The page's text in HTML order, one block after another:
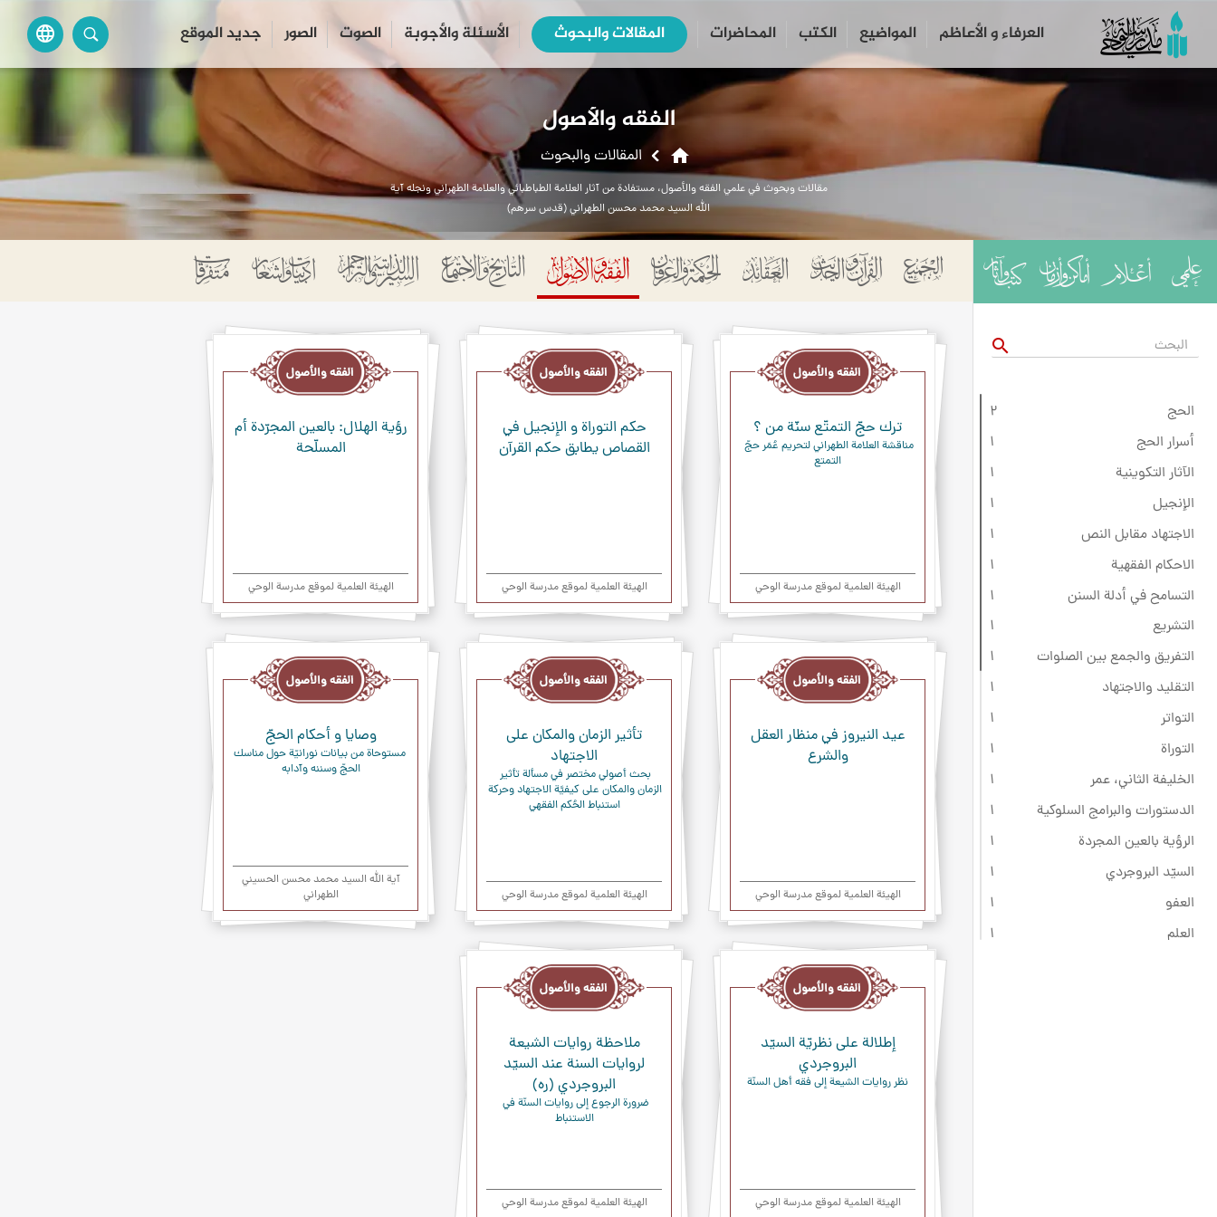
العرفاء و الأعاظم المواضیع الكتب المحاضرات المقالات والبحوث الأسئلة والأجوبة الصوت الصور جديد الموقع language search
close
الفقه والأصول
home المقالات والبحوث
مقالات وبحوث في علمي الفقه والأصول، مستفادة من آثار العلامة الطباطبائي والعلامة الطهراني ونجله آية
الله السيد محمد محسن الطهراني (قدس سرهم)
search
الحج
۲
أسرار الحج
۱
الآثار التكوينية
۱
الإنجيل
۱
الاجتهاد مقابل النص
۱
الاحكام الفقهية
۱
التسامح في أدلة السنن
۱
التشريع
۱
التفريق والجمع بين الصلوات
۱
التقليد والاجتهاد
۱
التواتر
۱
التوراة
۱
الخليفة الثاني، عمر
۱
الدستورات والبرامج السلوكية
۱
الرؤية بالعين المجردة
۱
السيّد البروجردي
۱
العفو
۱
العلم
۱
الفقه
والأصول
ترك حجّ التمتّع سنّة من ؟
التمتع
الهیئة العلمیة لموقع مدرسة الوحي
الفقه
والأصول
حكم التوراة و الإنجيل في
القصاص يطابق حكم القرآن‏
الهیئة العلمیة لموقع مدرسة الوحي
الفقه
والأصول
رؤية الهلال: بالعين المجرّدة أم
المسلّحة
الهیئة العلمیة لموقع مدرسة الوحي
الفقه
والأصول
عيد النيروز في منظار العقل
والشرع
الهیئة العلمیة لموقع مدرسة الوحي
الفقه
والأصول
تأثير الزمان والمكان على
الاجتهاد
استنباط الحُكم الفقهي
الهیئة العلمیة لموقع مدرسة الوحي
الفقه
والأصول
وصايا و أحكام الحجّ
الحجّ وسننه وآدابه
آية الله السيد محمد محسن الحسيني
الطهراني
الفقه
والأصول
إطلالة على نظريّة السيّد
البروجردي
نظر روايات الشيعة إلى فقه أهل السنّة
الهیئة العلمیة لموقع مدرسة الوحي
الفقه
والأصول
ملاحظة روايات الشيعة
لروايات السنة عند السيّد
البروجردي (ره)
الاستنباط
الهیئة العلمیة لموقع مدرسة الوحي